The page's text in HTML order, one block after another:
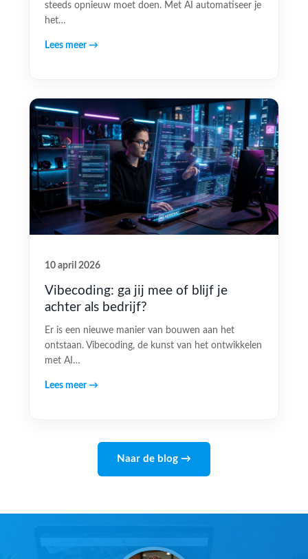
steeds opnieuw moet doen. Met AI automatiseer je
het…
Lees meer →
10 april 2026
Vibecoding: ga jij mee of blijf je
achter als bedrijf?
Er is een nieuwe manier van bouwen aan het
ontstaan. Vibecoding, de kunst van het ontwikkelen
met AI…
Lees meer →
Naar de blog →